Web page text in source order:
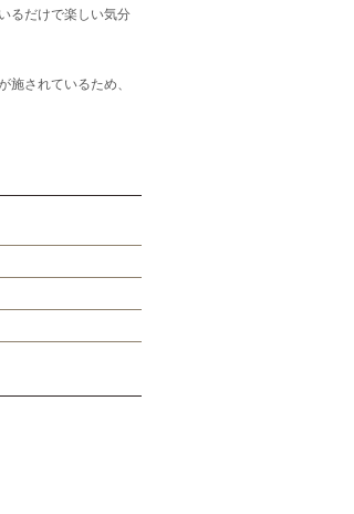
るだけで楽しい気分
されているため、